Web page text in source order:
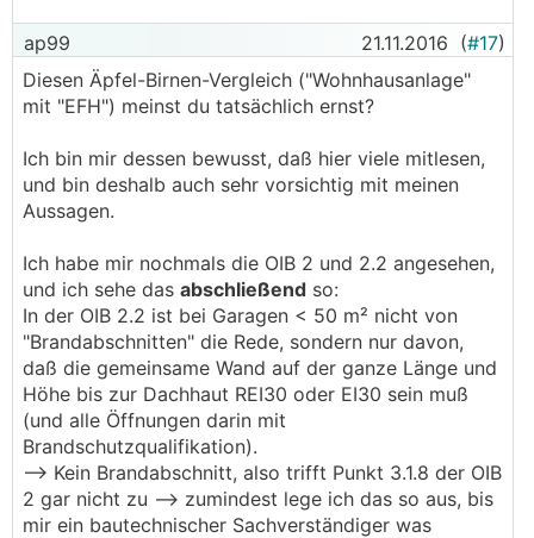
ap99 21.11.2016 (#17)
Diesen Äpfel-Birnen-Vergleich ("Wohnhausanlage"
mit "EFH") meinst du tatsächlich ernst?
Ich bin mir dessen bewusst, daß hier viele mitlesen,
und bin deshalb auch sehr vorsichtig mit meinen
Aussagen.
Ich habe mir nochmals die OIB 2 und 2.2 angesehen,
und ich sehe das abschließend so:
In der OIB 2.2 ist bei Garagen < 50 m² nicht von
"Brandabschnitten" die Rede, sondern nur davon,
daß die gemeinsame Wand auf der ganze Länge und
Höhe bis zur Dachhaut REI30 oder EI30 sein muß
(und alle Öffnungen darin mit
Brandschutzqualifikation).
--> Kein Brandabschnitt, also trifft Punkt 3.1.8 der OIB
2 gar nicht zu --> zumindest lege ich das so aus, bis
mir ein bautechnischer Sachverständiger was